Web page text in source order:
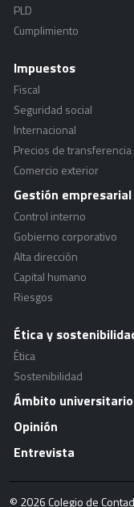
PLD
Cumplimiento
Impuestos
Fiscal
Seguridad social
Internacional
Precios de transferencia
Comercio exterior
Gestión empresarial
Control interno
Gobierno corporativo
Alta dirección
Capital humano
Riesgos
Ética y
Ética
Sostenibilidad
Ámbito universitario
Opinión
Entrevista
© 2026 Colegio de